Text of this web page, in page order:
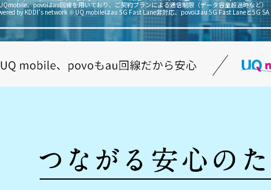
、povoはau回線を用いており、ご契約プランによる通信制限（データ容量超過時など）
by KDDI's network ※UQ mobileはau 5G Fast Lane非対応、povoはau 5G Fast Laneと5G SA